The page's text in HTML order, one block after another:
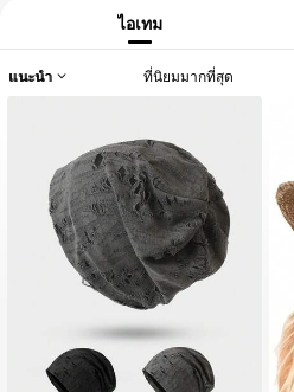
ไอเทม
แนะนำ ที่นิยมมากที่สุด